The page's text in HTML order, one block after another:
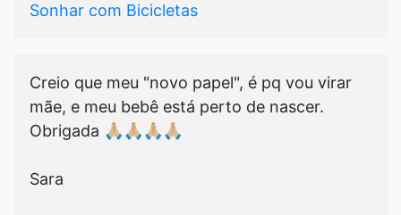
Sonhar com Bicicletas
Creio que meu "novo papel", é pq vou virar
mãe, e meu bebê está perto de nascer.
Obrigada 🙏🏼🙏🏼🙏🏼🙏🏼
Sara